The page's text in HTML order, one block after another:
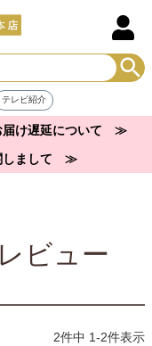
テレビ紹介
届け遅延について ≫
しまして ≫
ビュー
2件中 1-2件表示